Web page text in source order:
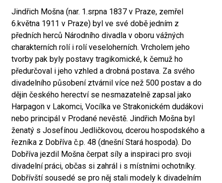
Jindřich Mošna (nar. 1.srpna 1837 v Praze, zemřel
6.května 1911 v Praze) byl ve své době jedním z
předních herců Národního divadla v oboru vážných
charakterních rolí i rolí veseloherních. Vrcholem jeho
tvorby pak byly postavy tragikomické, k čemuž ho
předurčoval i jeho vzhled a drobná postava. Za svého
divadelního působení ztvárnil více než 500 postav a do
dějin českého herectví se nesmazatelně zapsal jako
Harpagon v Lakomci, Vocílka ve Strakonickém dudákovi
nebo principál v Prodané nevěstě. Jindřich Mošna byl
ženatý s Josefínou Jedličkovou, dcerou hospodského a
řezníka z Dobříva č.p. 48 (dnešní Stará hospoda). Do
Dobříva jezdil Mošna čerpat síly a inspiraci pro svoji
divadelní práci, občas si zahrál i s místními ochotníky.
Dobřívští sousedé se pro něj stali modely k divadelním